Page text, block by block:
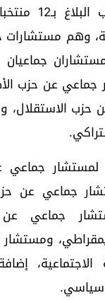
ويتعلق
وهم مستشارات
عن حزب
الاستقلال،
لمستشار
جماعي عن
جماعي
الاجتماعية،
سياسي.